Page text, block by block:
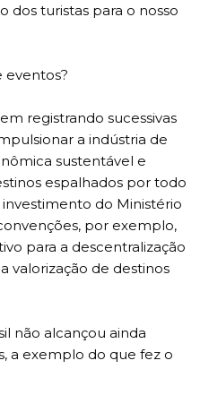
dos turistas para o nosso
eventos?
registrando sucessivas
a indústria de
sustentável e
espalhados por todo
investimento do Ministério
por exemplo,
para a descentralização
valorização de destinos
não alcançou ainda
a exemplo do que fez o